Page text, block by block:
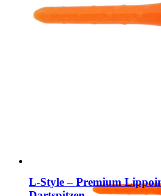
L-Style – Premium